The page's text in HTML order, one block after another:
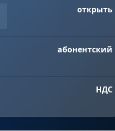
открыть
абонентский
НДС